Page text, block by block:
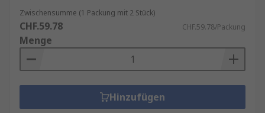
Zwischensumme (1 Packung mit 2 Stück)
CHF.59.78 CHF.59.78/Packung
Menge
Hinzufügen